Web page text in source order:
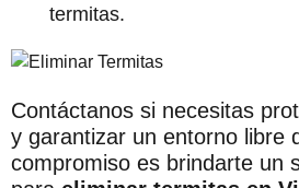
termitas.
Contáctanos si necesitas
y garantizar un entorno libre
compromiso es brindarte un